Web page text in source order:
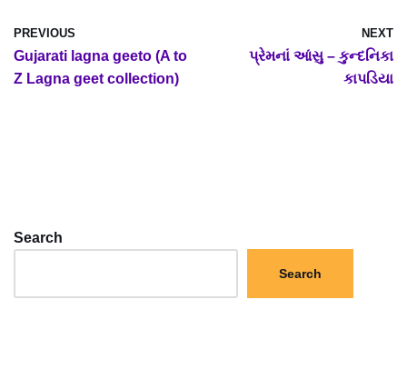
PREVIOUS
Gujarati lagna geeto (A to
Z Lagna geet collection)
NEXT
પ્રેમનાં આંસુ – કુન્દનિકા
કાપડિયા
Search
Search